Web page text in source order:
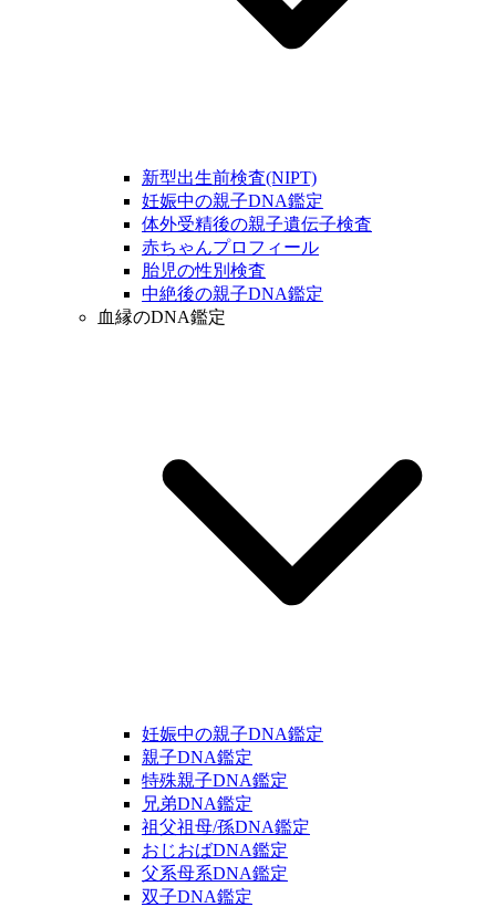
新型出生前検査(NIPT)
妊娠中の親子DNA鑑定
体外受精後の親子遺伝子検査
赤ちゃんプロフィール
胎児の性別検査
中絶後の親子DNA鑑定
血縁のDNA鑑定
妊娠中の親子DNA鑑定
親子DNA鑑定
特殊親子DNA鑑定
兄弟DNA鑑定
祖父祖母/孫DNA鑑定
おじおばDNA鑑定
父系母系DNA鑑定
双子DNA鑑定